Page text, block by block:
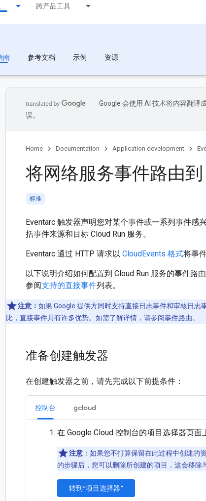
跨产品工具
南 参考文档 示例 资源
Google 会使用 AI 技术将内容翻译
误。
Home Documentation Application development
将网络服务事件路由
标准
Eventarc 触发器声明您对某个事件或一系列事件
括事件来源和目标 Cloud Run 服务。
Eventarc 通过 HTTP 请求以 CloudEvents 格式将事
以下说明介绍如何配置到 Cloud Run 服务的事件路
参阅支持的直接事件列表。
注意： 如果 Google 提供方同时支持直接日志事件和审核日
比，直接事件具有许多优势。如需了解详情，请参阅事件路由。
准备创建触发器
在创建触发器之前，请先完成以下前提条件：
控制台 gcloud
在 Google Cloud 控制台的项目选择器页面
注意 ：如果您不打算保留在此过程中创建的
的步骤后，您可以删除所创建的项目，这会移除
转到“项目选择器”